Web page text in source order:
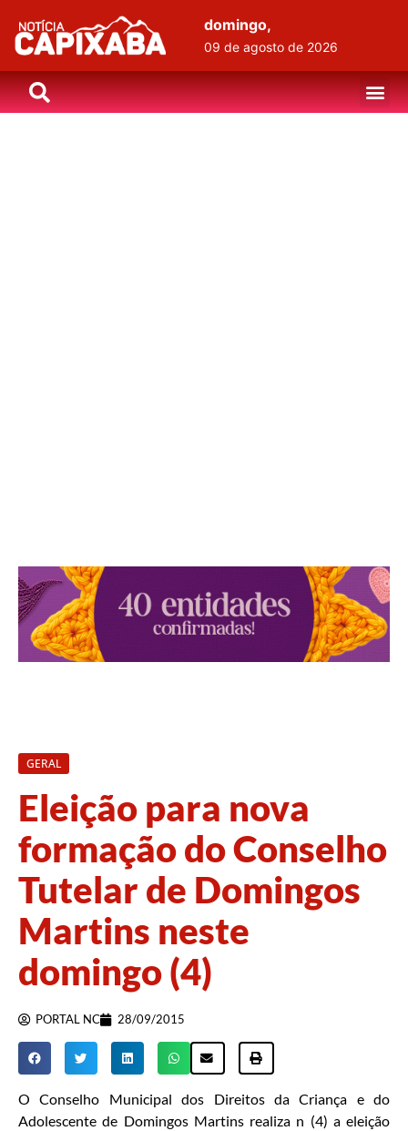
domingo,
09 de agosto de 2026
GERAL
Eleição para nova
formação do Conselho
Tutelar de Domingos
Martins neste
domingo (4)
PORTAL NC 28/09/2015
O Conselho Municipal dos Direitos da Criança e do
Adolescente de Domingos Martins realiza n (4) a eleição